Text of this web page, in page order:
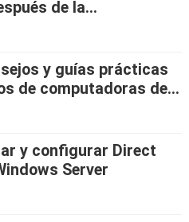
de la
de iOS 18: 4 soluciones
y guías prácticas
de computadoras de
y configurar Direct
Server